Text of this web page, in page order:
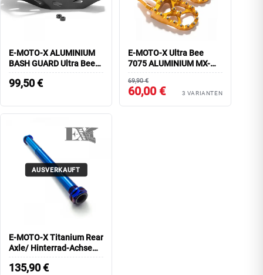
E-MOTO-X ALUMINIUM
BASH GUARD Ultra Bee
verstärkt
99,50€
E-MOTO-X Ultra Bee
7075 ALUMINIUM MX-
FOOTPEGS
69,90 €
60,00 € 3 VARIANTEN
AUSVERKAUFT
E-MOTO-X Titanium Rear
Axle/ Hinterrad-Achse
ULTRA BEE
135,90€